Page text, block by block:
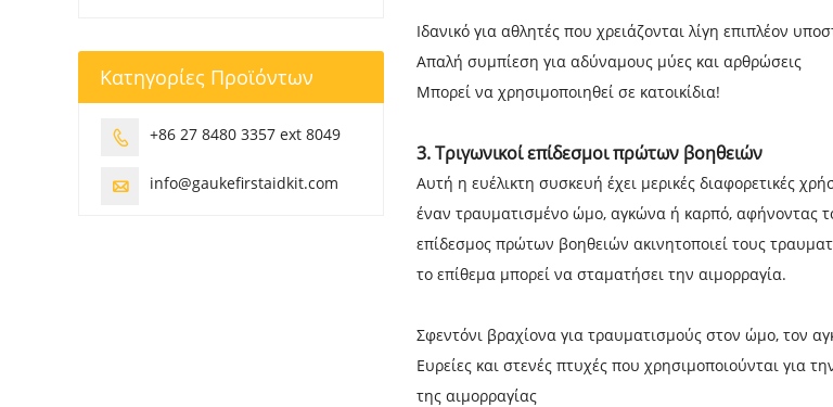
Ιδανικό για αθλητές που χρειάζονται λίγη επιπλέον
Απαλή συμπίεση για αδύναμους μύες και αρθρώσεις
Μπορεί να χρησιμοποιηθεί σε κατοικίδια!
3.Τριγωνικοί επίδεσμοι πρώτων βοηθειών
Αυτή η ευέλικτη συσκευή έχει μερικές διαφορετικές
έναν τραυματισμένο ώμο, αγκώνα ή καρπό, αφήνοντας
επίδεσμος πρώτων βοηθειών ακινητοποιεί τους
το επίθεμα μπορεί να σταματήσει την αιμορραγία.
Σφεντόνι βραχίονα για τραυματισμούς στον ώμο, τον
Ευρείες και στενές πτυχές που χρησιμοποιούνται για
της αιμορραγίας
Κατηγορίες Προϊόντων
 +86 27 8480 3357 ext 8049
 info@gaukefirstaidkit.com